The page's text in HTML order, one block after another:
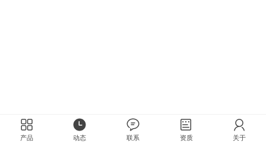
产品 动态 联系 资质 关于